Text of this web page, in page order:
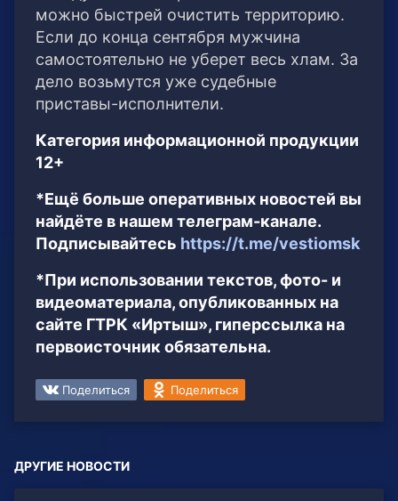
можно быстрей очистить территорию.
Если до конца сентября мужчина
самостоятельно не уберет весь хлам. За
дело возьмутся уже судебные
приставы-исполнители.
Категория информационной продукции
12+
*Ещё больше оперативных новостей вы
найдёте в нашем телеграм-канале.
Подписывайтесь https://t.me/vestiomsk
*При использовании текстов, фото- и
видеоматериала, опубликованных на
сайте ГТРК «Иртыш», гиперссылка на
первоисточник обязательна.
Поделиться Поделиться
ДРУГИЕ НОВОСТИ